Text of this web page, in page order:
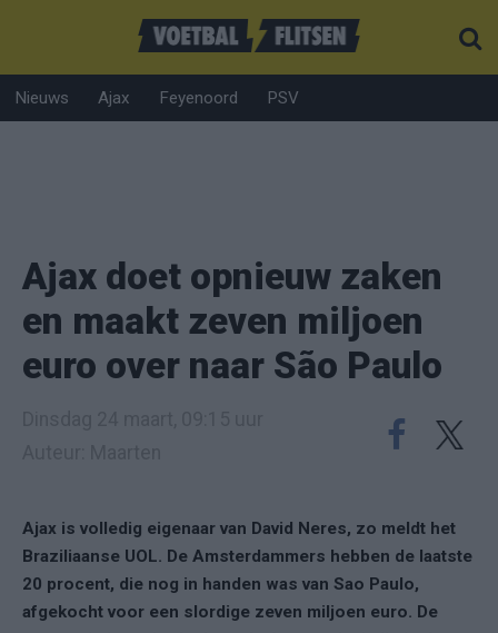
Nieuws Ajax Feyenoord PSV
Ajax doet opnieuw zaken
en maakt zeven miljoen
euro over naar São Paulo
Ajax is volledig eigenaar van David Neres, zo meldt het
Braziliaanse UOL. De Amsterdammers hebben de laatste
20 procent, die nog in handen was van Sao Paulo,
afgekocht voor een slordige zeven miljoen euro. De